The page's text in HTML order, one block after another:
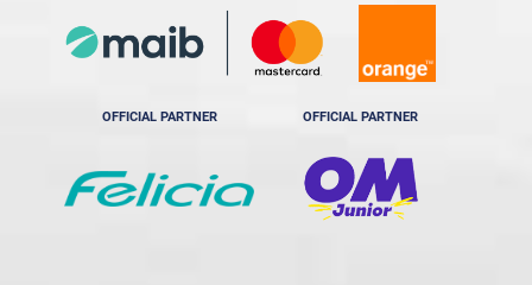
OFFICIAL PARTNER OFFICIAL PARTNER